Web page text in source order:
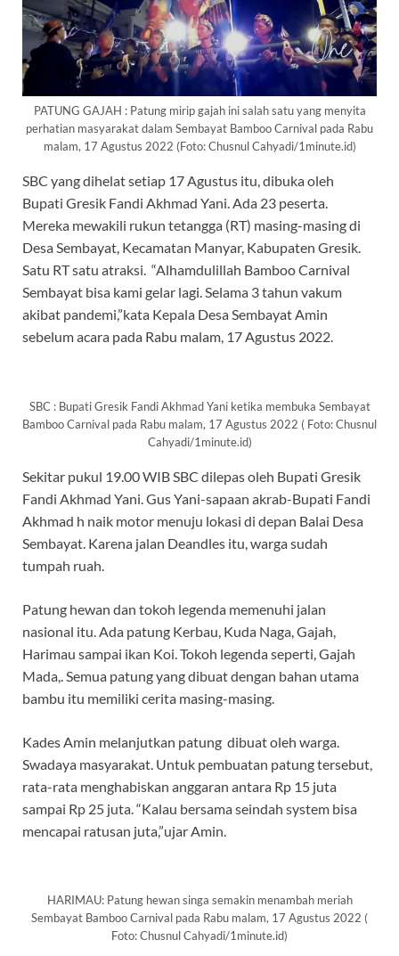
PATUNG GAJAH : Patung mirip gajah ini salah satu yang menyita
perhatian masyarakat dalam Sembayat Bamboo Carnival pada Rabu
malam, 17 Agustus 2022 (Foto: Chusnul Cahyadi/1minute.id)
SBC yang dihelat setiap 17 Agustus itu, dibuka oleh
Bupati Gresik Fandi Akhmad Yani. Ada 23 peserta.
Mereka mewakili rukun tetangga (RT) masing-masing di
Desa Sembayat, Kecamatan Manyar, Kabupaten Gresik.
Satu RT satu atraksi. “Alhamdulillah Bamboo Carnival
Sembayat bisa kami gelar lagi. Selama 3 tahun vakum
akibat pandemi,”kata Kepala Desa Sembayat Amin
sebelum acara pada Rabu malam, 17 Agustus 2022.
SBC : Bupati Gresik Fandi Akhmad Yani ketika membuka Sembayat
Bamboo Carnival pada Rabu malam, 17 Agustus 2022 ( Foto: Chusnul
Cahyadi/1minute.id)
Sekitar pukul 19.00 WIB SBC dilepas oleh Bupati Gresik
Fandi Akhmad Yani. Gus Yani-sapaan akrab-Bupati Fandi
Akhmad h naik motor menuju lokasi di depan Balai Desa
Sembayat. Karena jalan Deandles itu, warga sudah
tumpah ruah.
Patung hewan dan tokoh legenda memenuhi jalan
nasional itu. Ada patung Kerbau, Kuda Naga, Gajah,
Harimau sampai ikan Koi. Tokoh legenda seperti, Gajah
Mada,. Semua patung yang dibuat dengan bahan utama
bambu itu memiliki cerita masing-masing.
Kades Amin melanjutkan patung dibuat oleh warga.
Swadaya masyarakat. Untuk pembuatan patung tersebut,
rata-rata menghabiskan anggaran antara Rp 15 juta
sampai Rp 25 juta. “Kalau bersama seindah system bisa
mencapai ratusan juta,”ujar Amin.
HARIMAU: Patung hewan singa semakin menambah meriah
Sembayat Bamboo Carnival pada Rabu malam, 17 Agustus 2022 (
Foto: Chusnul Cahyadi/1minute.id)